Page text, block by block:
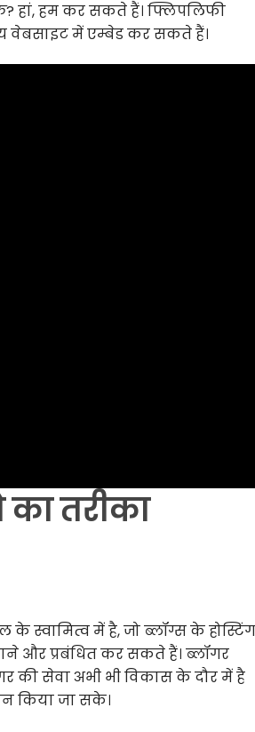
? हां, हम कर सकते हैं। फ्लिपलिफी
वेबसाइट में एम्बेड कर सकते हैं।
तरीका
में है, जो ब्लॉग्स के होस्टिंग
और प्रबंधित कर सकते हैं। ब्लॉगर
की सेवा अभी भी विकास के दौर में है
किया जा सके।